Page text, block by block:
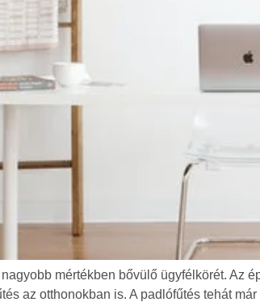
mértékben bővülő ügyfélkörét. Az
az otthonokban is. A padlófűtés tehát